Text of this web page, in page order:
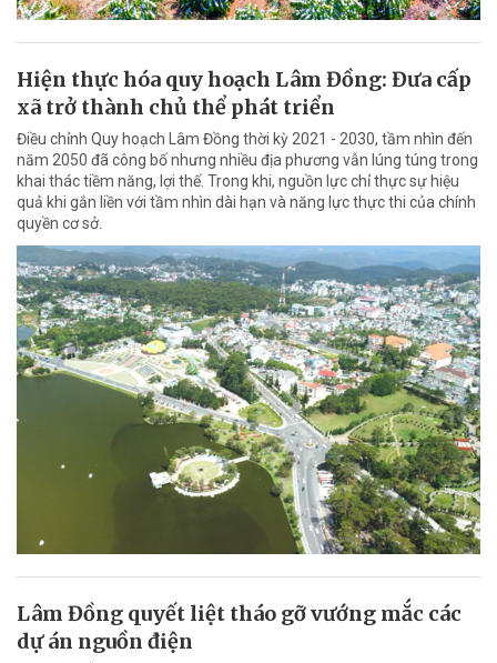
Hiện thực hóa quy hoạch Lâm Đồng: Đưa cấp
xã trở thành chủ thể phát triển
Điều chỉnh Quy hoạch Lâm Đồng thời kỳ 2021 - 2030, tầm nhìn đến
năm 2050 đã công bố nhưng nhiều địa phương vẫn lúng túng trong
khai thác tiềm năng, lợi thế. Trong khi, nguồn lực chỉ thực sự hiệu
quả khi gắn liền với tầm nhìn dài hạn và năng lực thực thi của chính
quyền cơ sở.
Lâm Đồng quyết liệt tháo gỡ vướng mắc các
dự án nguồn điện